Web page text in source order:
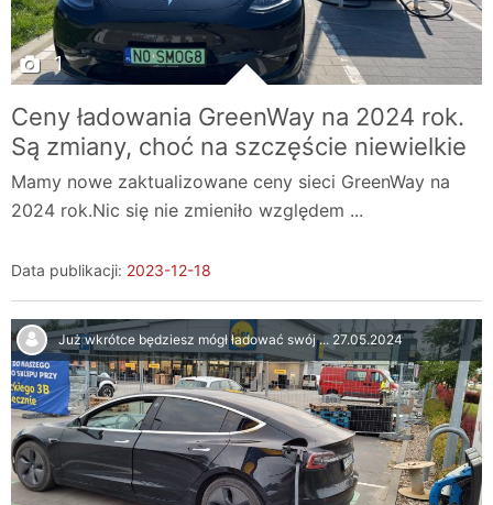
1
Ceny ładowania GreenWay na 2024 rok.
Są zmiany, choć na szczęście niewielkie
Mamy nowe zaktualizowane ceny sieci GreenWay na
2024 rok.Nic się nie zmieniło względem ...
Data publikacji: 2023-12-18
Już wkrótce będziesz mógł ładować swój ...27.05.2024